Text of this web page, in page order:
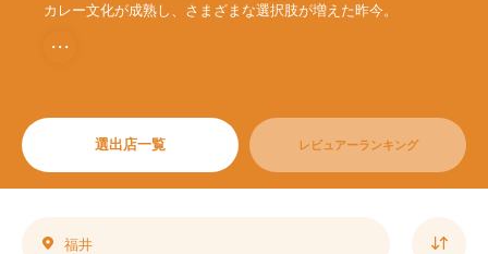
カレー文化が成熟し、さまざまな選択肢が増えた昨今。
・・・
選出店一覧 レビュアーランキング
福井